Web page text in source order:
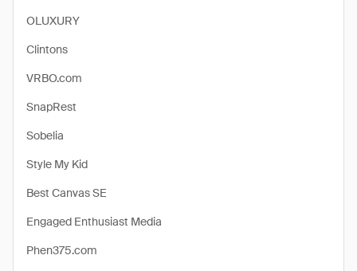
OLUXURY
Clintons
VRBO.com
SnapRest
Sobelia
Style My Kid
Best Canvas SE
Engaged Enthusiast Media
Phen375.com